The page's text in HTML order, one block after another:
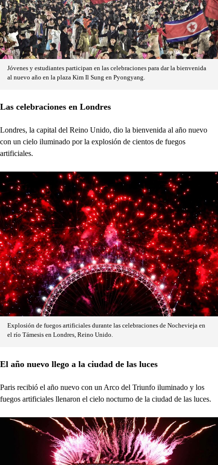
Jóvenes y estudiantes participan en las celebraciones para dar la bienvenida
al nuevo año en la plaza Kim Il Sung en Pyongyang.
Las celebraciones en Londres
Londres, la capital del Reino Unido, dio la bienvenida al año nuevo
con un cielo iluminado por la explosión de cientos de fuegos
artificiales.
Explosión de fuegos artificiales durante las celebraciones de Nochevieja en
el río Támesis en Londres, Reino Unido.
El año nuevo llego a la ciudad de las luces
Paris recibió el año nuevo con un Arco del Triunfo iluminado y los
fuegos artificiales llenaron el cielo nocturno de la ciudad de las luces.